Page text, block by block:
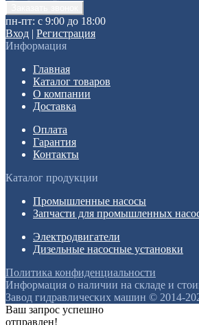
пн-пт: с 9:00 до 18:00
Вход | Регистрация
Информация
Главная
Каталог товаров
О компании
Доставка
Оплата
Гарантия
Контакты
Каталог продукции
Промышленные насосы
Запчасти для промышленных
Электродвигатели
Дизельные насосные установки
Политика конфиденциальности
Информация о наличии на складе и
Завод гидравлических машин © 2014-
Ваш запрос успешно
отправлен!